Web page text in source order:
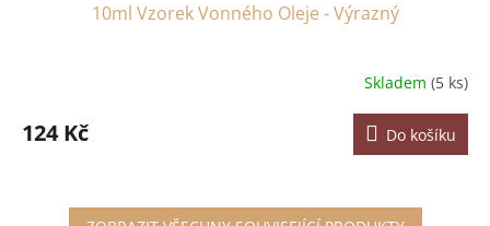
10ml Vzorek Vonného Oleje - Výrazný
Skladem (5 ks)
124 Kč Do košíku